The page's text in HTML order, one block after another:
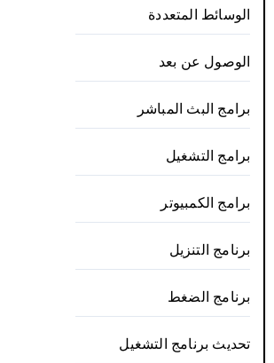
الوسائط المتعددة
الوصول عن بعد
برامج البث المباشر
برامج التشغيل
برامج الكمبيوتر
برنامج التنزيل
برنامج الضغط
تحديث برنامج التشغيل